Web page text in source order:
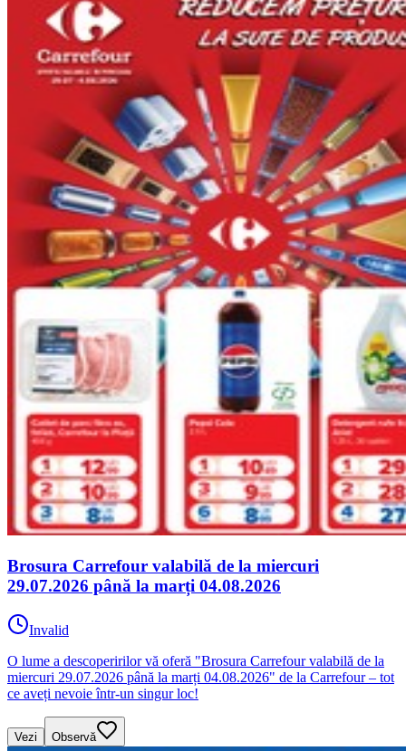
Brosura Carrefour valabilă de la miercuri
29.07.2026 până la marți 04.08.2026
Invalid
O lume a descoperirilor vă oferă "Brosura Carrefour valabilă de la
miercuri 29.07.2026 până la marți 04.08.2026" de la Carrefour – tot
ce aveți nevoie într-un singur loc!
Vezi Observă